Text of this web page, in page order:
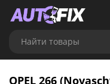
Найти товары
OPEL 266